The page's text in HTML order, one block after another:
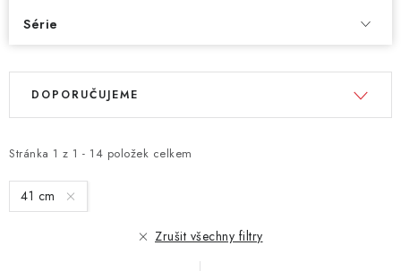
Série
V
i
s
p
Stránka 1 z 1 - 14 položek celkem
Ř
e
n
í
DOPORUČUJEME
41 cm
Zrušit všechny filtry